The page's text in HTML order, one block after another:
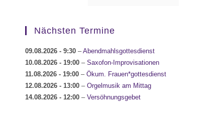
Nächsten Termine
09.08.2026 - 9:30 –Abendmahlsgottesdienst
10.08.2026 - 19:00 – Saxofon-Improvisationen
11.08.2026 - 19:00 – Ökum. Frauen*gottesdienst
12.08.2026 - 13:00 – Orgelmusik am Mittag
14.08.2026 - 12:00 – Versöhnungsgebet